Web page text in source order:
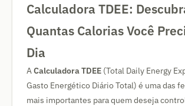
Calculadora TDEE:
Quantas Calorias Você
Dia
ACalculadora TDEE (Total Daily Energy
Gasto Energético Diário Total) é uma das
mais importantes para quem deseja